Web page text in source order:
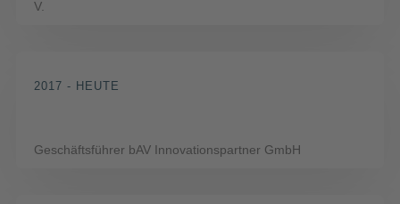
V.
2017 - HEUTE
Geschäftsführer bAV Innovationspartner GmbH